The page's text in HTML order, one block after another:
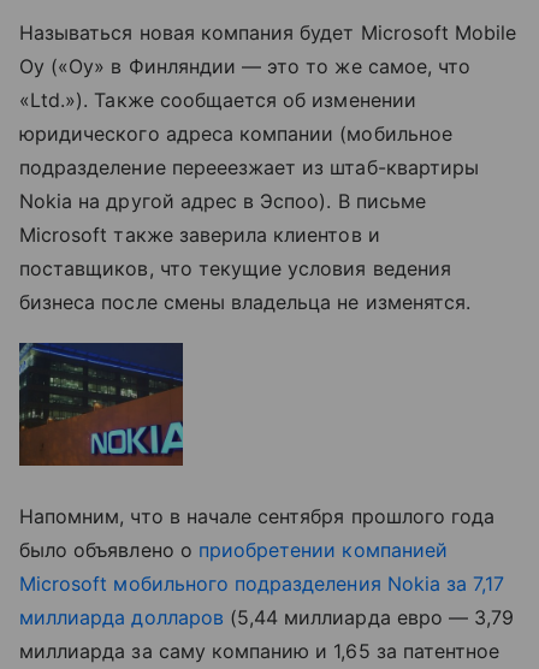
Называться новая компания будет Microsoft Mobile
Oy («Oy» в Финляндии — это то же самое, что
«Ltd.»). Также сообщается об изменении
юридического адреса компании (мобильное
подразделение перееезжает из штаб-квартиры
Nokia на другой адрес в Эспоо). В письме
Microsoft также заверила клиентов и
поставщиков, что текущие условия ведения
бизнеса после смены владельца не изменятся.
Напомним, что в начале сентября прошлого года
было объявлено о приобретении компанией
Microsoft мобильного подразделения Nokia за 7,17
миллиарда долларов (5,44 миллиарда евро — 3,79
миллиарда за саму компанию и 1,65 за патентное